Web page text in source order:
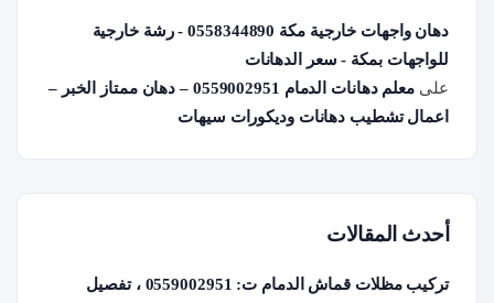
دهان واجهات خارجية مكة 0558344890 - رشة خارجية
للواجهات بمكة - سعر الدهانات
على
معلم دهانات الدمام 0559002951 – دهان ممتاز الخبر –
اعمال تشطيب دهانات وديكورات سيهات
أحدث المقالات
تركيب مظلات قماش الدمام ت: 0559002951 ، تفصيل